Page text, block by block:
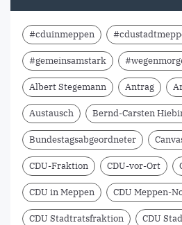
#cduinmeppen
#gemeinsamstark
Albert Stegemann Antrag
Austausch Bernd-Carsten
Bundestagsabgeordneter
CDU-Fraktion CDU-vor-Ort
CDU in Meppen CDU Meppen-
CDU Stadtratsfraktion CDU